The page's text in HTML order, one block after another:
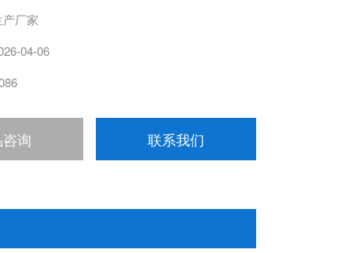
产厂家
04-06
询 联系我们